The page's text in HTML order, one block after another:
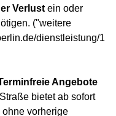
Verlust ein oder
("weitere
dienstleistung/1
Angebote
bietet ab sofort
vorherige